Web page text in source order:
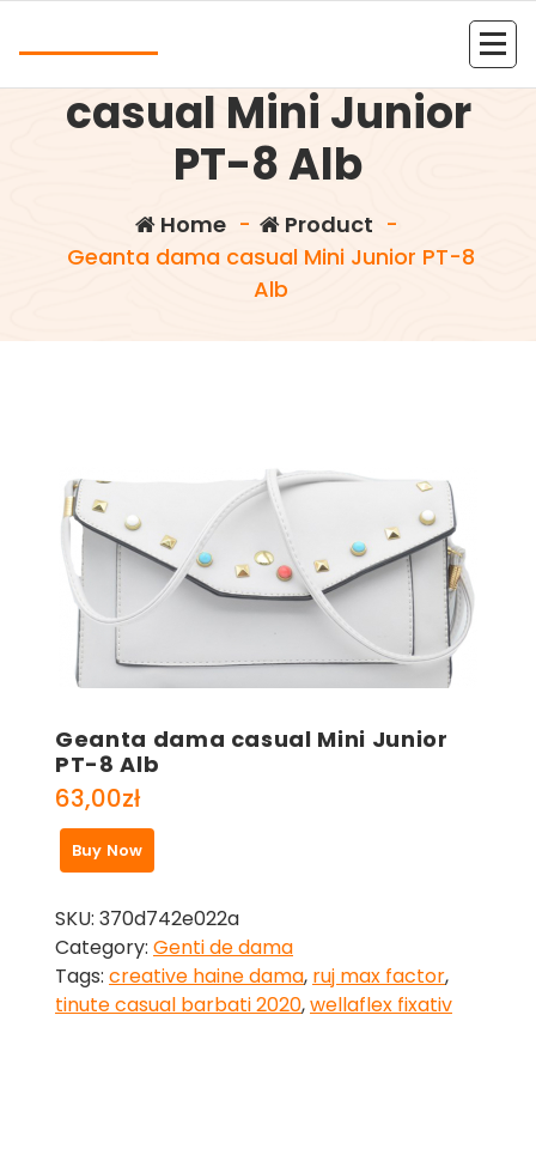
Geanta dama
casual Mini Junior
PT-8 Alb
Home- Product -
Geanta dama casual Mini Junior PT-8
Alb
Geanta dama casual Mini Junior
PT-8 Alb
63,00zł
Buy Now
SKU: 370d742e022a
Category: Genti de dama
Tags: creative haine dama, ruj max factor,
tinute casual barbati 2020,wellaflex fixativ